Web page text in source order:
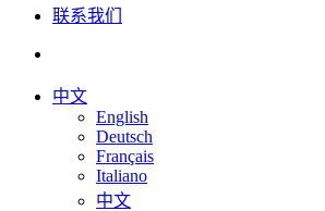
联系我们
中文
English
Deutsch
Français
Italiano
中文